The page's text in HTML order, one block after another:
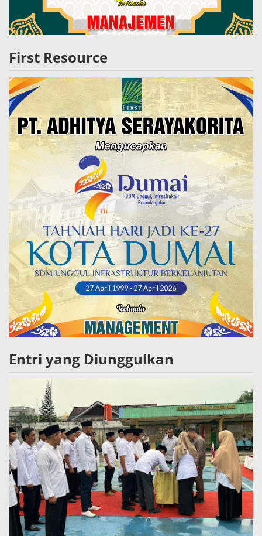
First Resource
Entri yang Diunggulkan